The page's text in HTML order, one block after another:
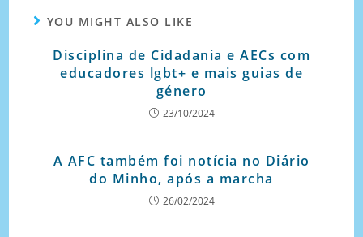
YOU MIGHT ALSO LIKE
Disciplina de Cidadania e AECs com
educadores lgbt+ e mais guias de
género
23/10/2024
A AFC também foi notícia no Diário
do Minho, após a marcha
26/02/2024